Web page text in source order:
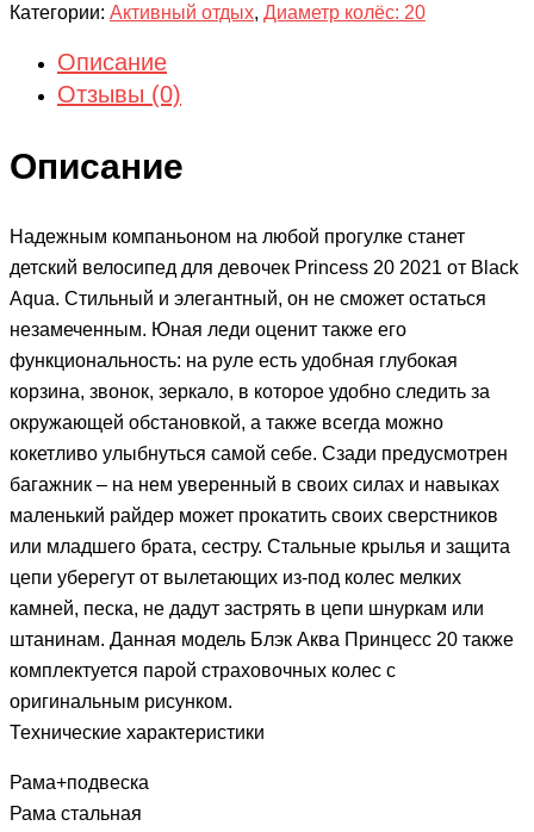
Категории: Активный отдых, Диаметр колёс: 20
Описание
Отзывы (0)
Описание
Надежным компаньоном на любой прогулке станет
детский велосипед для девочек Princess 20 2021 от Black
Aqua. Стильный и элегантный, он не сможет остаться
незамеченным. Юная леди оценит также его
функциональность: на руле есть удобная глубокая
корзина, звонок, зеркало, в которое удобно следить за
окружающей обстановкой, а также всегда можно
кокетливо улыбнуться самой себе. Сзади предусмотрен
багажник – на нем уверенный в своих силах и навыках
маленький райдер может прокатить своих сверстников
или младшего брата, сестру. Стальные крылья и защита
цепи уберегут от вылетающих из-под колес мелких
камней, песка, не дадут застрять в цепи шнуркам или
штанинам. Данная модель Блэк Аква Принцесс 20 также
комплектуется парой страховочных колес с
оригинальным рисунком.
Технические характеристики
Рама+подвеска
Рама стальная